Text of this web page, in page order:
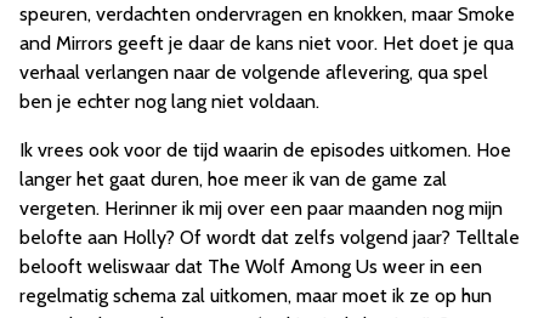
speuren, verdachten ondervragen en knokken, maar Smoke
and Mirrors geeft je daar de kans niet voor. Het doet je qua
verhaal verlangen naar de volgende aflevering, qua spel
ben je echter nog lang niet voldaan.
Ik vrees ook voor de tijd waarin de episodes uitkomen. Hoe
langer het gaat duren, hoe meer ik van de game zal
vergeten. Herinner ik mij over een paar maanden nog mijn
belofte aan Holly? Of wordt dat zelfs volgend jaar? Telltale
belooft weliswaar dat The Wolf Among Us weer in een
regelmatig schema zal uitkomen, maar moet ik ze op hun